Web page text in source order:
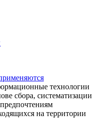
технологии
сбора, систематизации
на территории